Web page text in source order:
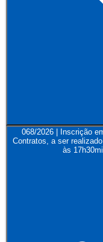
068/2026 | Inscrição
Contratos, a ser
às